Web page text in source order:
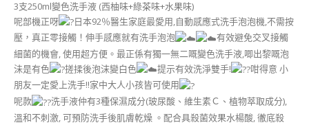
3支250ml變色洗手液 (西柚味+綠茶味+水果味)
呢部機正呀
日本92％醫生家庭最愛用,自動感應式洗手泡泡機,不需按
壓，真正零接觸！伸手感應就有洗手泡泡
有效避免交叉接觸
細菌的機會, 使用超方便。最正係有獨一無二嘅變色洗手液,唧出黎嘅泡
沬是有色
搓揉後泡沫變白色 提示有效洗淨雙手!
咁得意 小
朋友一定愛上洗手!!家中大人小孩皆可使用
呢款
洗手液仲有3種保濕成分(玻尿酸、維生素Ｃ、植物萃取成分),
溫和不刺激, 可預防洗手後肌膚乾燥 。配合具殺菌效果水楊酸, 徹底殺